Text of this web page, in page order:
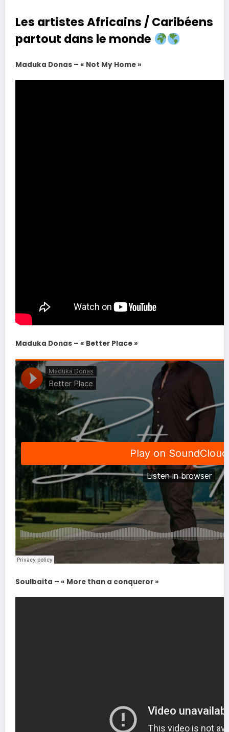
Les artistes Africains / Caribéens
partout dans le monde
Maduka Donas – « Not My Home »
Maduka Donas – « Better Place »
Soulbaita – « More than a conqueror »